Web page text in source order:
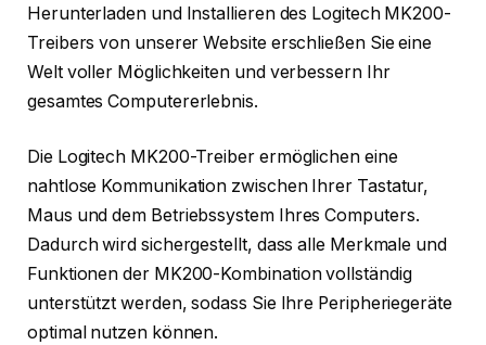
Herunterladen und Installieren des Logitech MK200-
Treibers von unserer Website erschließen Sie eine
Welt voller Möglichkeiten und verbessern Ihr
gesamtes Computererlebnis.
Die Logitech MK200-Treiber ermöglichen eine
nahtlose Kommunikation zwischen Ihrer Tastatur,
Maus und dem Betriebssystem Ihres Computers.
Dadurch wird sichergestellt, dass alle Merkmale und
Funktionen der MK200-Kombination vollständig
unterstützt werden, sodass Sie Ihre Peripheriegeräte
optimal nutzen können.